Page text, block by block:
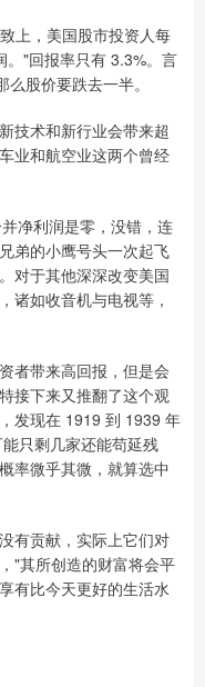
上，美国股市投资人每
"回报率只有 3.3%。言
股价要跌去一半。
技术和新行业会带来超
业和航空业这两个曾经
净利润是零，没错，连
弟的小鹰号头一次起飞
对于其他深深改变美国
诸如收音机与电视等，
者带来高回报，但是会
接下来又推翻了这个观
发现在 1919 到 1939 年
只剩几家还能苟延残
率微乎其微，就算选中
有贡献，实际上它们对
"其所创造的财富将会平
有比今天更好的生活水